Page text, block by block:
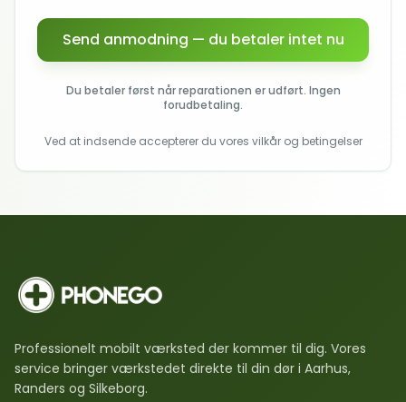
Send anmodning — du betaler intet nu
Du betaler først når reparationen er udført. Ingen
forudbetaling.
Ved at indsende accepterer du vores vilkår og betingelser
Professionelt mobilt værksted der kommer til dig. Vores
service bringer værkstedet direkte til din dør i Aarhus,
Randers og Silkeborg.